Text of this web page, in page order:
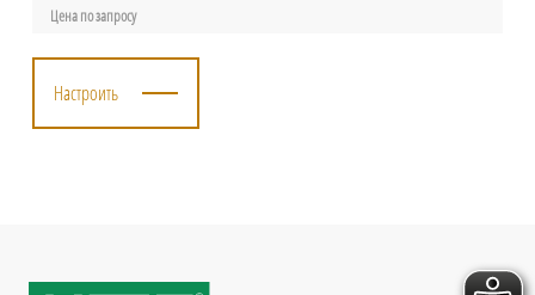
Цена по запросу
Настроить